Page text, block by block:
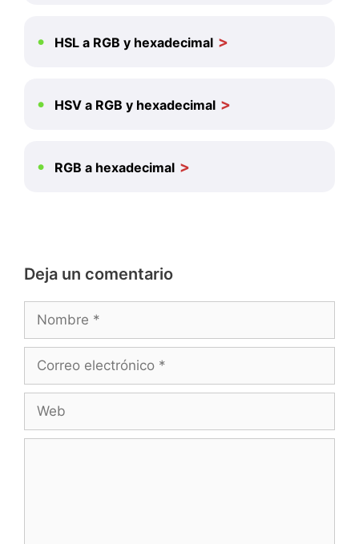
HSL a RGB y hexadecimal
HSV a RGB y hexadecimal
RGB a hexadecimal
Deja un comentario
Nombre
Correo
Web